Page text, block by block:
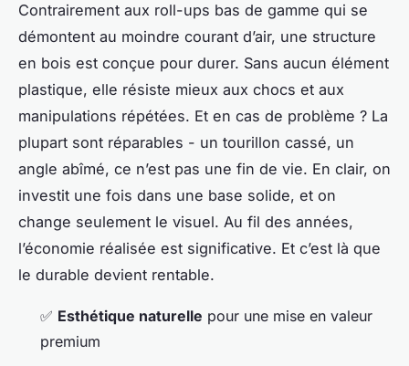
Contrairement aux roll-ups bas de gamme qui se
démontent au moindre courant d’air, une structure
en bois est conçue pour durer. Sans aucun élément
plastique, elle résiste mieux aux chocs et aux
manipulations répétées. Et en cas de problème ? La
plupart sont réparables - un tourillon cassé, un
angle abîmé, ce n’est pas une fin de vie. En clair, on
investit une fois dans une base solide, et on
change seulement le visuel. Au fil des années,
l’économie réalisée est significative. Et c’est là que
le durable devient rentable.
✅ Esthétique naturelle pour une mise en valeur
premium